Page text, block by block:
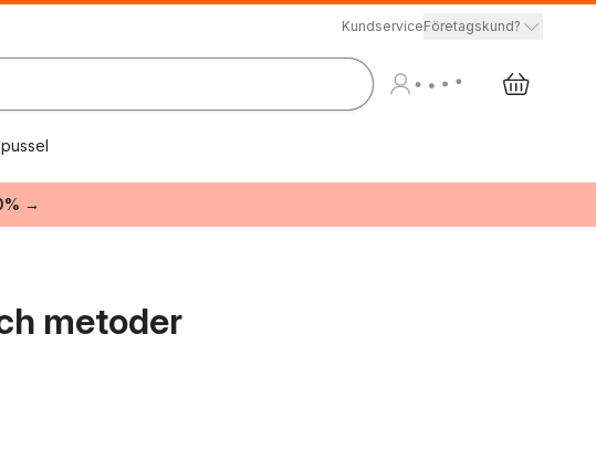
KundserviceFöretagskund?
→
metoder